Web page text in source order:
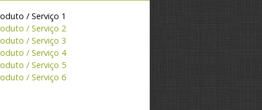
/ Serviço 1
/ Serviço 2
/ Serviço 3
/ Serviço 4
/ Serviço 5
/ Serviço 6